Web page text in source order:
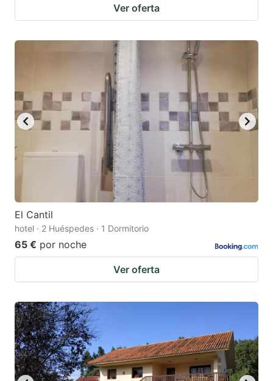
Ver oferta
El Cantil
hotel · 2 Huéspedes · 1 Dormitorio
65 € por noche
Ver oferta